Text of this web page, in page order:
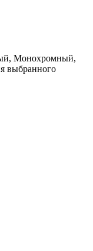
Монохромный,
выбранного